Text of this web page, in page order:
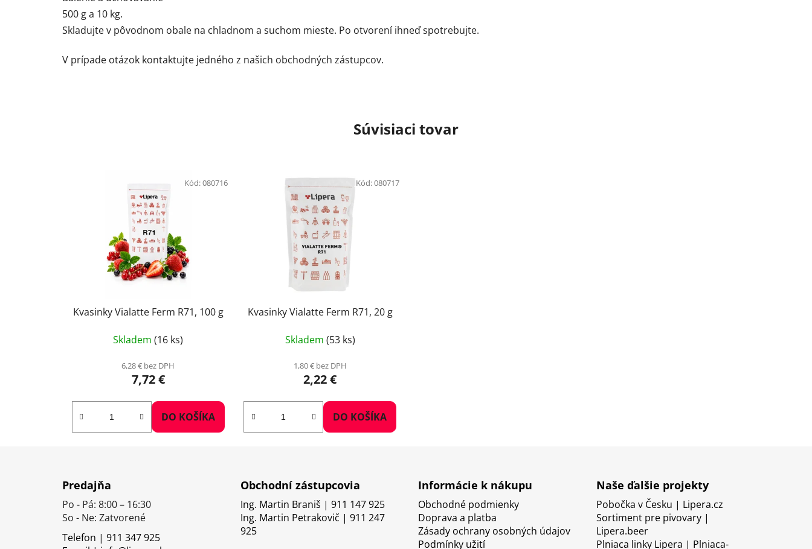
500 g a 10 kg.
Skladujte v pôvodnom obale na chladnom a suchom mieste. Po otvorení ihneď spotrebujte.
V prípade otázok kontaktujte jedného z našich obchodných zástupcov.
Súvisiaci tovar
Kvasinky Vialatte Ferm R71, 100 g
Skladem(16 ks)
6,28 € bez DPH
7,72 €
DO KOŠÍKA
Kód:080716
Kvasinky Vialatte Ferm R71, 20 g
Skladem (53 ks)
1,80 € bez DPH
2,22 €
DO KOŠÍKA
Kód:080717
Predajňa
Po - Pá: 8:00 – 16:30
So - Ne: Zatvorené
Telefon | 911 347 925
Obchodní zástupcovia
Ing. Martin Braniš | 911 147 925
Ing. Martin Petrakovič | 911 247
925
Informácie k nákupu
Obchodné podmienky
Doprava a platba
Zásady ochrany osobných údajov
Podmínky užití
Naše ďalšie projekty
Pobočka v Česku | Lipera.cz
Sortiment pre pivovary |
Lipera.beer
Plniaca linky Lipera | Plniaca-